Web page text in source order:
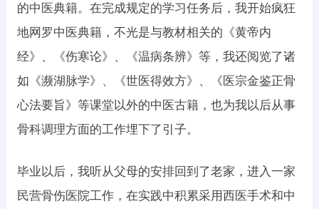
的中医典籍。在完成规定的学习任务后，我开始疯狂
地网罗中医典籍，不光是与教材相关的《黄帝内
经》、《伤寒论》、《温病条辨》等，我还阅览了诸
如《濒湖脉学》、《世医得效方》、《医宗金鉴正骨
心法要旨》等课堂以外的中医古籍，也为我以后从事
骨科调理方面的工作埋下了引子。
毕业以后，我听从父母的安排回到了老家，进入一家
民营骨伤医院工作，在实践中积累采用西医手术和中